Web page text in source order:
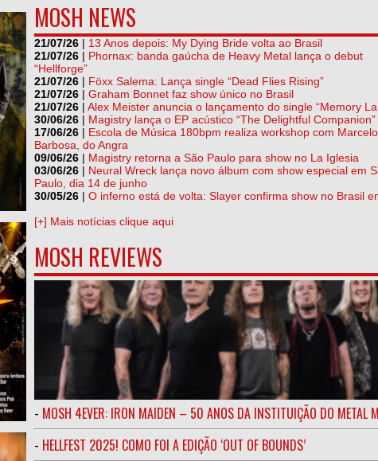
MOSH NEWS
21/07/26 | 13 Anos depois: My Dying Bride volta ao Brasil
21/07/26 | Phornax: banda gaúcha de Heavy Metal lança o debut
“Hellforge”
21/07/26 | Föxx Salema: Lança single “Dead Flies Rising”
21/07/26 | Graham Bonnet faz show único no Brasil
21/07/26 | Alex Meister anuncia o lançamento do single “Memory
30/06/26 | Magistry lança o EP acústico “The Delightful Companion”
17/06/26 | Escola de Música 180bpm realiza workshop com Marcelo
Barbosa, do Angra
09/06/26 | Magistry retorna a São Paulo para show no La Iglesia
03/06/26 | Neural Wreck lança novo álbum com show especial em
Paulo, dia 14 de junho
30/05/26 | O inferno está de volta: Slayer confirma show no Brasil
[+] Mais notícias clique aqui
MOSH REVIEWS
- MOSH 4EVER: IRON MAIDEN – 50 ANOS DA INSTITUIÇÃO DO METAL
- HELLFEST 2025! COMO FOI A EDIÇÃO ‘OUT OF BOUNDS’